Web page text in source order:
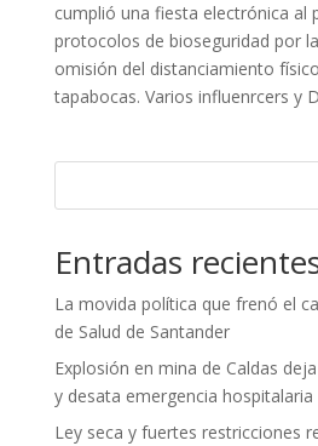
cumplió una fiesta electrónica al
protocolos de bioseguridad por
omisión del distanciamiento
tapabocas. Varios influenrcers y
Entradas
La movida política que frenó el
de Salud de Santander
Explosión en mina de Caldas
y desata emergencia hospitalaria
Ley seca y fuertes restricciones